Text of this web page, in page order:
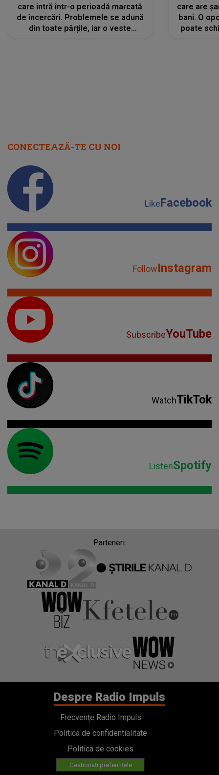
care intră într-o perioadă marcată
de încercări. Problemele se adună
din toate părțile, iar o veste
care are
bani. O
poate
CONECTEAZĂ-TE CU NOI
LikeFacebook
FollowInstagram
SubscribeYouTube
WatchTikTok
ListenSpotify
Parteneri:
Despre Radio Impuls
Frecvențe Radio Impuls
Politica de confidentialitate
Politica de cookies
Gestionați preferințele